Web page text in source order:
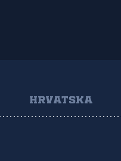
HRVATSKA